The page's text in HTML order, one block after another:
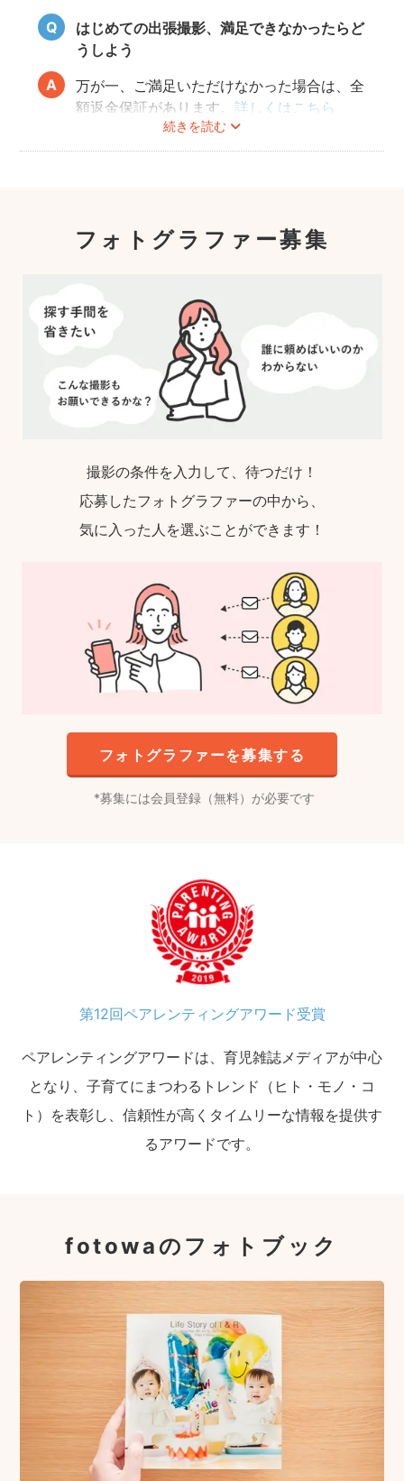
はじめての出張撮影、満足できなかったらど
うしよう
続きを読む
万が一、ご満足いただけなかった場合は、全
額返金保証があります。詳しくはこちら
フォトグラファー募集
撮影の条件を入力して、待つだけ！
応募したフォトグラファーの中から、
気に入った人を選ぶことができます！
フォトグラファーを募集する
募集には会員登録（無料）が必要です
第12回ペアレンティングアワード受賞
ペアレンティングアワードは、育児雑誌メディアが中心
となり、子育てにまつわるトレンド（ヒト・モノ・コ
ト）を表彰し、信頼性が高くタイムリーな情報を提供す
るアワードです。
fotowaのフォトブック